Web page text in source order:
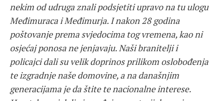
nekim od udruga znali podsjetiti upravo na tu ulogu
Međimuraca i Međimurja. I nakon 28 godina
poštovanje prema svjedocima tog vremena, kao ni
osjećaj ponosa ne jenjavaju. Naši branitelji i
policajci dali su velik doprinos prilikom oslobođenja
te izgradnje naše domovine, a na današnjim
generacijama je da štite te nacionalne interese.